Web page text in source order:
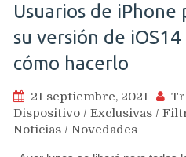
Usuarios de
su versión de
cómo hacerlo
21 septiembre, 2021
Dispositivo / Exclusivas /
Noticias / Novedades